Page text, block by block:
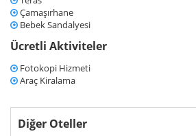
Çamaşırhane
Bebek Sandalyesi
Ücretli Aktiviteler
Fotokopi Hizmeti
Araç Kiralama
Diğer Oteller